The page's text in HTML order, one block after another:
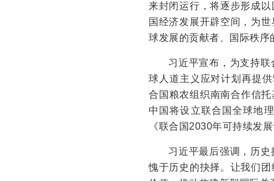
来封闭运行，将逐步形成
国经济发展开辟空间，为
球发展的贡献者、国际秩序
习近平宣布，为支持
球人道主义应对计划再提
合国粮农组织南南合作信
中国将设立联合国全球地
《联合国2030年可持续发
习近平最后强调，历
愧于历史的抉择。让我们